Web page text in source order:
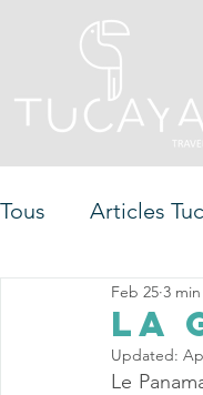
Tous Articles
La
Feb 25 3
Updated:
Le